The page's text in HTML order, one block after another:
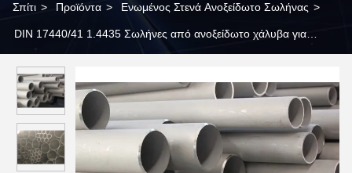
Σπίτι > Προϊόντα > Ενωμένος Στενά Ανοξείδωτο Σωλήνας >
DIN 17440/41 1.4435 Σωλήνες από ανοξείδωτο χάλυβα για